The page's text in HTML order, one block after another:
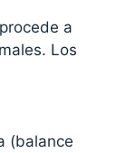
a
Los
(balance